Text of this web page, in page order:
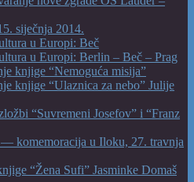
siječnja 2014.
u Europi: Beč
u Europi: Berlin – Beč – Prag
knjige “Nemoguća misija”
knjige “Ulaznica za nebo” Julije
“Suvremeni Josefov” i “Franz
— komemoracija u Iloku, 27. travnja
“Žena Sufi” Jasminke Domaš